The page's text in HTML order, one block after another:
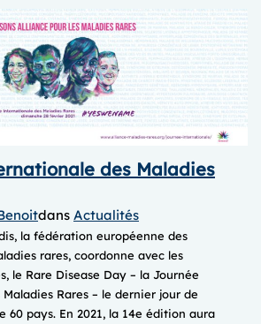
des Maladies
dans Actualités
la fédération européenne des
rares, coordonne avec les
le Rare Disease Day – la Journée
Rares – le dernier jour de
60 pays. En 2021, la 14e édition aura